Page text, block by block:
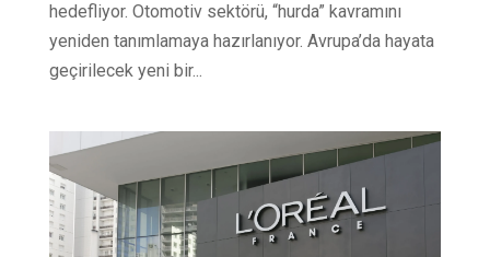
hedefliyor. Otomotiv sektörü, “hurda” kavramını
yeniden tanımlamaya hazırlanıyor. Avrupa’da hayata
geçirilecek yeni bir...